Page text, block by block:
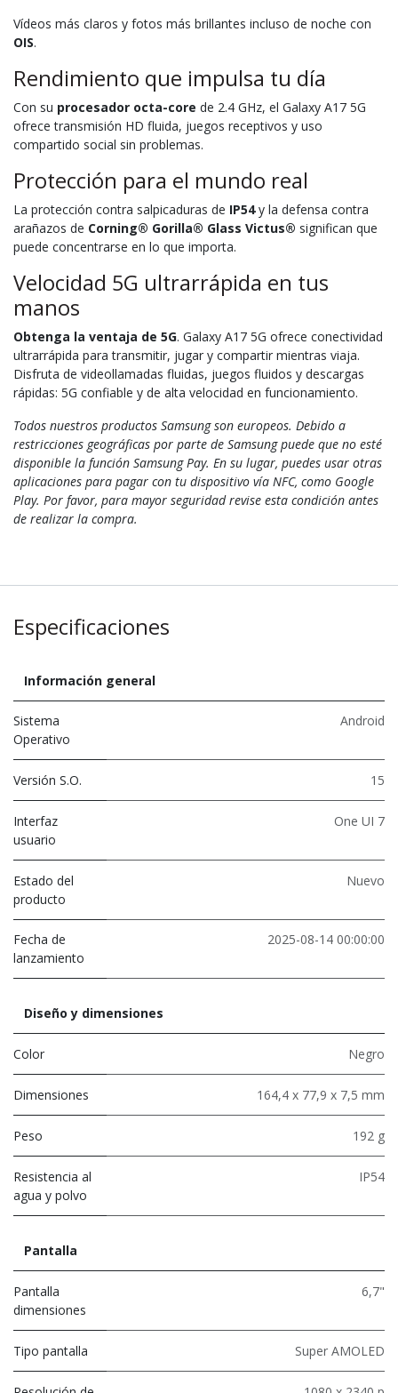
Vídeos más claros y fotos más brillantes incluso de noche con
OIS.
Rendimiento que impulsa tu día
Con su procesador octa-core de 2.4 GHz, el Galaxy A17 5G
ofrece transmisión HD fluida, juegos receptivos y uso
compartido social sin problemas.
Protección para el mundo real
La protección contra salpicaduras de IP54y la defensa contra
arañazos de Corning® Gorilla® Glass Victus® significan que
puede concentrarse en lo que importa.
Velocidad 5G ultrarrápida en tus
manos
Obtenga la ventaja de 5G. Galaxy A17 5G ofrece conectividad
ultrarrápida para transmitir, jugar y compartir mientras viaja.
Disfruta de videollamadas fluidas, juegos fluidos y descargas
rápidas: 5G confiable y de alta velocidad en funcionamiento.
Todos nuestros productos Samsung son europeos. Debido a
restricciones geográficas por parte de Samsung puede que no esté
disponible la función Samsung Pay. En su lugar, puedes usar otras
aplicaciones para pagar con tu dispositivo vía NFC, como Google
Play. Por favor, para mayor seguridad revise esta condición antes
de realizar la compra.
Especificaciones
Información general
Sistema
Operativo
Android
Versión S.O. 15
Interfaz
usuario
One UI 7
Estado del
producto
Nuevo
Fecha de
lanzamiento
2025-08-14 00:00:00
Diseño y dimensiones
Color Negro
Dimensiones 164,4 x 77,9 x 7,5 mm
Peso 192 g
Resistencia al
agua y polvo
IP54
Pantalla
Pantalla
dimensiones
6,7"
Tipo pantalla Super AMOLED